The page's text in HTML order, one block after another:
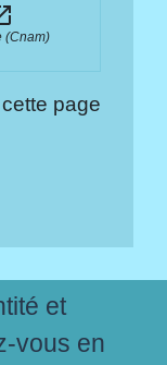
(Cnam)
page
et
vous en